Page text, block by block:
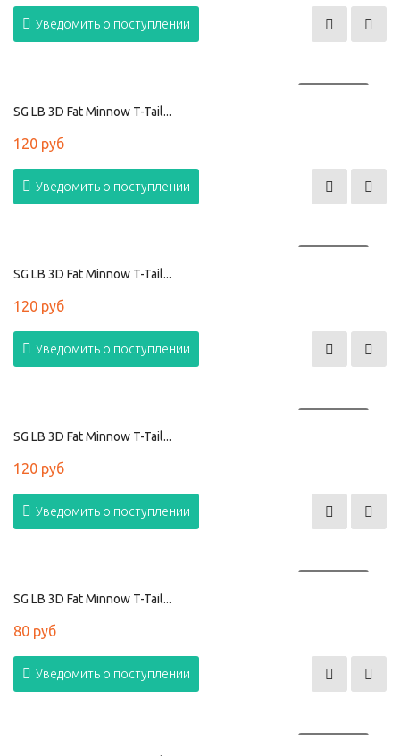
Уведомить о поступлении
SG LB 3D Fat Minnow T-Tail...
120 руб
Уведомить о поступлении
SG LB 3D Fat Minnow T-Tail...
120 руб
Уведомить о поступлении
SG LB 3D Fat Minnow T-Tail...
120 руб
Уведомить о поступлении
SG LB 3D Fat Minnow T-Tail...
80 руб
Уведомить о поступлении